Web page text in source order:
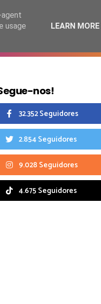
CALENDÁRIO
nos!
32.352 Seguidores
2.854 Seguidores
9.028 Seguidores
4.675 Seguidores
usage
LEARN MORE